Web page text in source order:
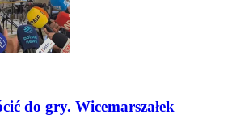
do gry. Wicemarszałek